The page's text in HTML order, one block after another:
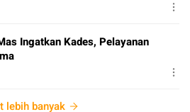
Ingatkan Kades, Pelayanan
lebih banyak